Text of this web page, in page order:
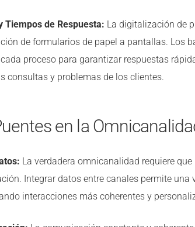
Tiempos de Respuesta: La digitalización de
de formularios de papel a pantallas. Los
proceso para garantizar respuestas
consultas y problemas de los clientes.
en la
La verdadera omnicanalidad requiere
Integrar datos entre canales permite una
interacciones más coherentes y